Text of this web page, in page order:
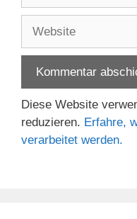
Adresse
Diese Website
reduzieren. Erfahre,
verarbeitet werden.